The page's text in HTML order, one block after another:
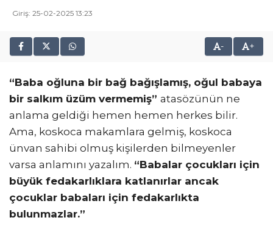
WhatsApp
EFLANI
YENICE
CANLI İZLE
Giriş: 25-02-2025 13:23
- +
“Baba oğluna bir bağ bağışlamış, oğul babaya
bir salkım üzüm vermemiş” atasözünün ne
anlama geldiği hemen hemen herkes bilir.
Ama, koskoca makamlara gelmiş, koskoca
ünvan sahibi olmuş kişilerden bilmeyenler
varsa anlamını yazalım. “Babalar çocukları için
büyük fedakarlıklara katlanırlar ancak
çocuklar babaları için fedakarlıkta
bulunmazlar.”